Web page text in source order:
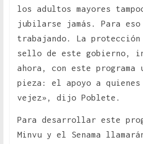
los adultos mayores
jubilarse jamás. Para eso
trabajando. La
sello de este gobierno,
ahora, con este programa
pieza: el apoyo a
vejez», dijo Poblete.
Para desarrollar este
Minvu y el Senama